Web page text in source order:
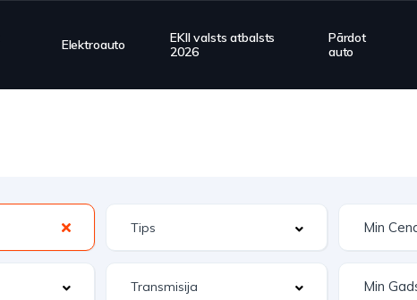
Elektroauto
EKII valsts atbalsts
2026
Pārdot
auto